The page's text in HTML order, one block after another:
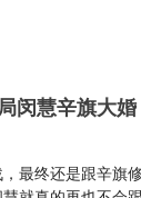
闵慧辛旗大
最终还是跟辛旗